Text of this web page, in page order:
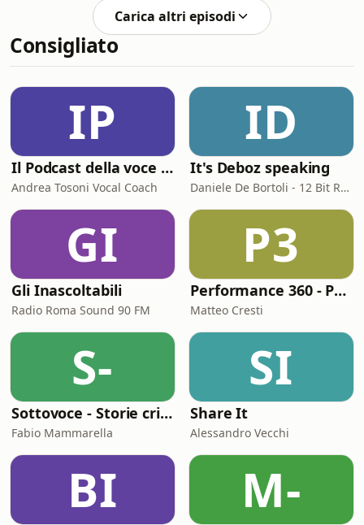
figlio, senza però d
di 3 mesi. Insieme a Pablo e a Mauro,
Valentina Petrini: giornalista e
conduttrice televisiva, nata e cresciuta
a Taranto, considerata una delle voci
ambientale e che ha scritto il cielo
Carica altri episodi
Consigliato
IP
Il Podcast della voce e del canto
Andrea Tosoni Vocal Coach
ID
It's Deboz speaking
Daniele De Bortoli - 12 Bit Retrogaming Trieste
GI
Gli Inascoltabili
Radio Roma Sound 90 FM
P3
Performance 360 - Prestazione e Benessere
Matteo Cresti
S-
Sottovoce - Storie criminali
Fabio Mammarella
SI
Share It
Alessandro Vecchi
BI M-